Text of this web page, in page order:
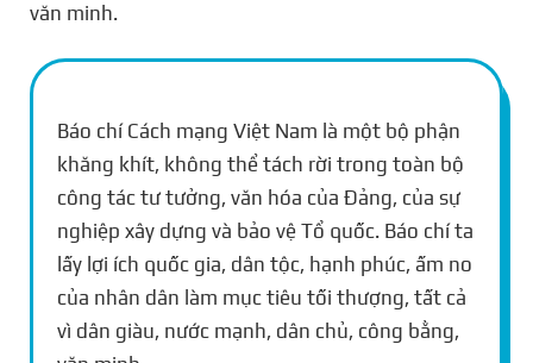
văn minh.
Báo chí Cách mạng Việt Nam là một bộ phận
khăng khít, không thể tách rời trong toàn bộ
công tác tư tưởng, văn hóa của Đảng, của sự
nghiệp xây dựng và bảo vệ Tổ quốc. Báo chí ta
lấy lợi ích quốc gia, dân tộc, hạnh phúc, ấm no
của nhân dân làm mục tiêu tối thượng, tất cả
vì dân giàu, nước mạnh, dân chủ, công bằng,